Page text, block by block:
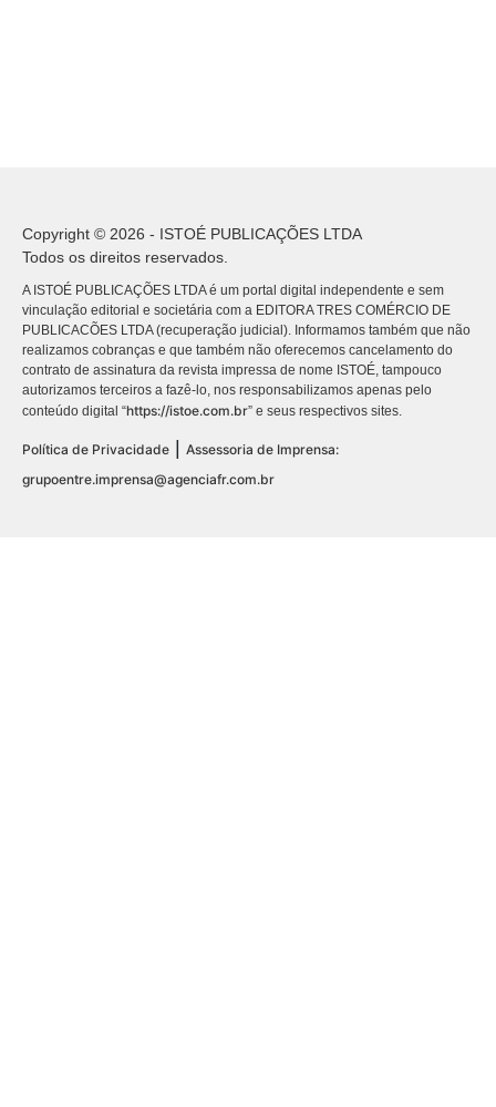
Copyright © 2026 - ISTOÉ PUBLICAÇÕES LTDA
Todos os direitos reservados.
A ISTOÉ PUBLICAÇÕES LTDA é um portal digital independente e sem
vinculação editorial e societária com a EDITORA TRES COMÉRCIO DE
PUBLICACÕES LTDA (recuperação judicial). Informamos também que não
realizamos cobranças e que também não oferecemos cancelamento do
contrato de assinatura da revista impressa de nome ISTOÉ, tampouco
autorizamos terceiros a fazê-lo, nos responsabilizamos apenas pelo
conteúdo digital “https://istoe.com.br” e seus respectivos sites.
Política de Privacidade | Assessoria de Imprensa:
grupoentre.imprensa@agenciafr.com.br